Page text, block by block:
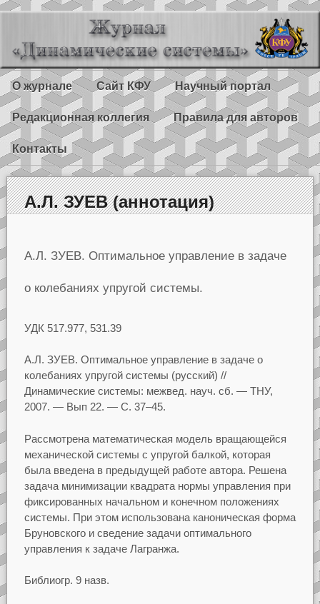
О журнале Сайт КФУ Научный портал
Редакционная коллегия Правила для авторов
Контакты
А.Л. ЗУЕВ (аннотация)
А.Л. ЗУЕВ. Оптимальное управление в задаче
о колебаниях упругой системы.
УДК 517.977, 531.39
А.Л. ЗУЕВ. Оптимальное управление в задаче о
колебаниях упругой системы (русский) //
Динамические системы: межвед. науч. сб. — ТНУ,
2007. — Вып 22. — С. 37–45.
Рассмотрена математическая модель вращающейся
механической системы с упругой балкой, которая
была введена в предыдущей работе автора. Решена
задача минимизации квадрата нормы управления при
фиксированных начальном и конечном положениях
системы. При этом использована каноническая форма
Бруновского и сведение задачи оптимального
управления к задаче Лагранжа.
Библиогр. 9 назв.